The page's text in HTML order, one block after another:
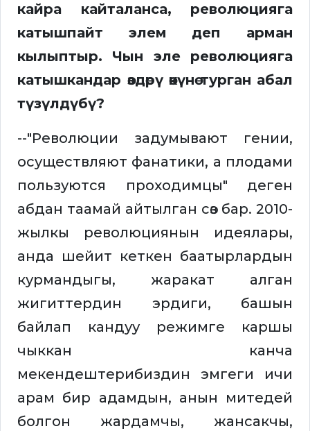
кайра кайталанса, революцияга
катышпайт элем деп арман
кылыптыр. Чын эле революцияга
катышкандар өздөрү өкүнө турган абал
түзүлдүбү?
--"Революции задумывают гении,
осуществляют фанатики, а плодами
пользуются проходимцы" деген
абдан таамай айтылган сөз бар. 2010-
жылкы революциянын идеялары,
анда шейит кеткен баатырлардын
курмандыгы, жаракат алган
жигиттердин эрдиги, башын
байлап кандуу режимге каршы
чыккан канча
мекендештерибиздин эмгеги ичи
арам бир адамдын, анын митедей
болгон жардамчы, жансакчы,